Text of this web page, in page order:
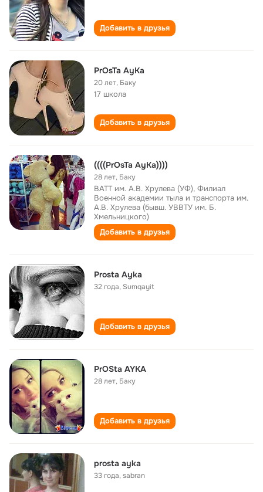
Добавить в друзья
PrOsTa AyKa
20 лет, Баку
17 школа
Добавить в друзья
((((PrOsTa AyKa))))
28 лет, Баку
ВАТТ им. А.В. Хрулева (УФ), Филиал
Военной академии тыла и транспорта им.
А.В. Хрулева (бывш. УВВТУ им. Б.
Хмельницкого)
Добавить в друзья
Prosta Ayka
32 года, Sumqayit
Добавить в друзья
PrOSta AYKA
28 лет, Баку
Добавить в друзья
prosta ayka
33 года,sabran